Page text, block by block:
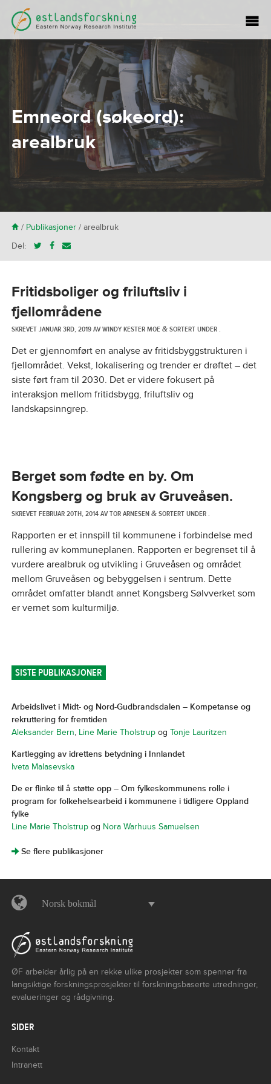
Emneord (søkeord):
arealbruk
H/ Publikasjoner/ arealbruk
Del:
Fritidsboliger og friluftsliv i
fjellområdene
SKREVETJANUAR 3RD, 2019AVWINDY KESTER MOE &SORTERT UNDER .
Det er gjennomført en analyse av fritidsbyggstrukturen i
fjellområdet. Vekst, lokalisering og trender er drøftet – det
siste ført fram til 2030. Det er videre fokusert på
interaksjon mellom fritidsbygg, friluftsliv og
landskapsinngrep.
Berget som fødte en by. Om
Kongsberg og bruk av Gruveåsen.
SKREVETFEBRUAR 20TH, 2014AVTOR ARNESEN &SORTERT UNDER .
Rapporten er et innspill til kommunene i forbindelse med
rullering av kommuneplanen. Rapporten er begrenset til å
vurdere arealbruk og utvikling i Gruveåsen og området
mellom Gruveåsen og bebyggelsen i sentrum. Dette
området omfatter blandt annet Kongsberg Sølvverket som
er vernet som kulturmiljø.
SISTE PUBLIKASJONER
Arbeidslivet i Midt- og Nord-Gudbrandsdalen – Kompetanse og
rekruttering for fremtiden
Aleksander Bern, Line Marie Tholstrupog Tonje Lauritzen
Kartlegging av idrettens betydning i Innlandet
Iveta Malasevska
De er flinke til å støtte opp – Om fylkeskommunens rolle i
program for folkehelsearbeid i kommunene i tidligere Oppland
fylke
Line Marie Tholstrupog Nora Warhuus Samuelsen
]Se flere publikasjoner
Norsk bokmål
ØF arbeider årlig på en rekke ulike prosjekter som spenner fra
langsiktige forskningsprosjekter til forskningsbaserte utredninger,
evalueringer og rådgivning.
SIDER
Kontakt
Intranett